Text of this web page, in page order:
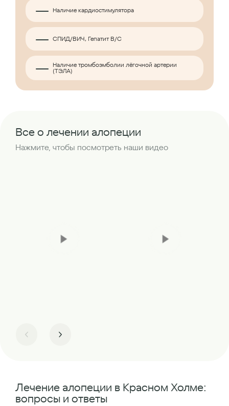
Наличие кардиостимулятора
СПИД/ВИЧ, Гепатит B/C
Наличие тромбоэмболии лёгочной артерии
(ТЭЛА)
Все о лечении алопеции
Нажмите, чтобы посмотреть наши видео
Лечение алопеции в Красном Холме:
вопросы и ответы